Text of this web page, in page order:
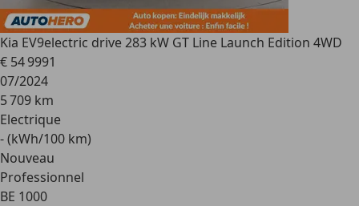
Kia EV9electric drive 283 kW GT Line Launch Edition 4WD
€ 54 9991
07/2024
5 709 km
Electrique
- (kWh/100 km)
Nouveau
Professionnel
BE 1000